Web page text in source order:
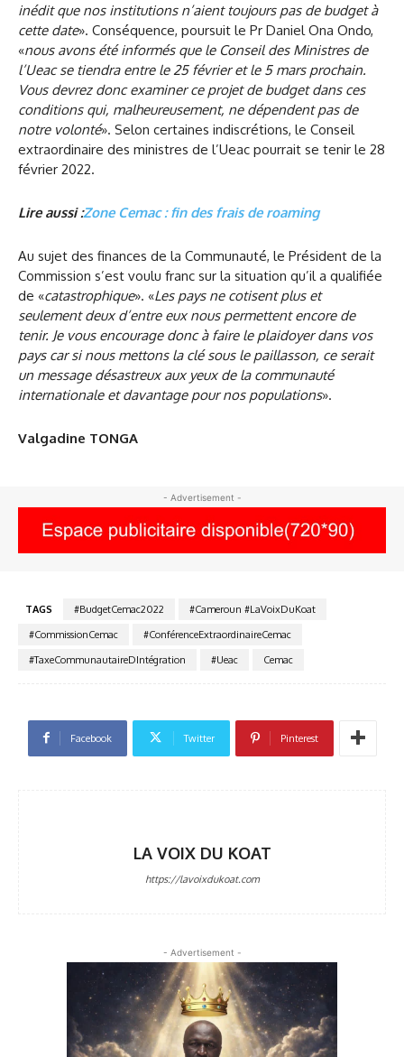
inédit que nos institutions n’aient toujours pas de budget à
cette date». Conséquence, poursuit le Pr Daniel Ona Ondo,
«nous avons été informés que le Conseil des Ministres de
l’Ueac se tiendra entre le 25 février et le 5 mars prochain.
Vous devrez donc examiner ce projet de budget dans ces
conditions qui, malheureusement, ne dépendent pas de
notre volonté». Selon certaines indiscrétions, le Conseil
extraordinaire des ministres de l’Ueac pourrait se tenir le 28
février 2022.
Lire aussi :Zone Cemac : fin des frais de roaming
Au sujet des finances de la Communauté, le Président de la
Commission s’est voulu franc sur la situation qu’il a qualifiée
de «catastrophique». «Les pays ne cotisent plus et
seulement deux d’entre eux nous permettent encore de
tenir. Je vous encourage donc à faire le plaidoyer dans vos
pays car si nous mettons la clé sous le paillasson, ce serait
un message désastreux aux yeux de la communauté
internationale et davantage pour nos populations».
Valgadine TONGA
- Advertisement -
TAGS #BudgetCemac2022
#Cameroun #LaVoixDuKoat
#CommissionCemac
#ConférenceExtraordinaireCemac
#TaxeCommunautaireDIntégration
#Ueac Cemac
Facebook Twitter Pinterest
LA VOIX DU KOAT
https://lavoixdukoat.com
- Advertisement -